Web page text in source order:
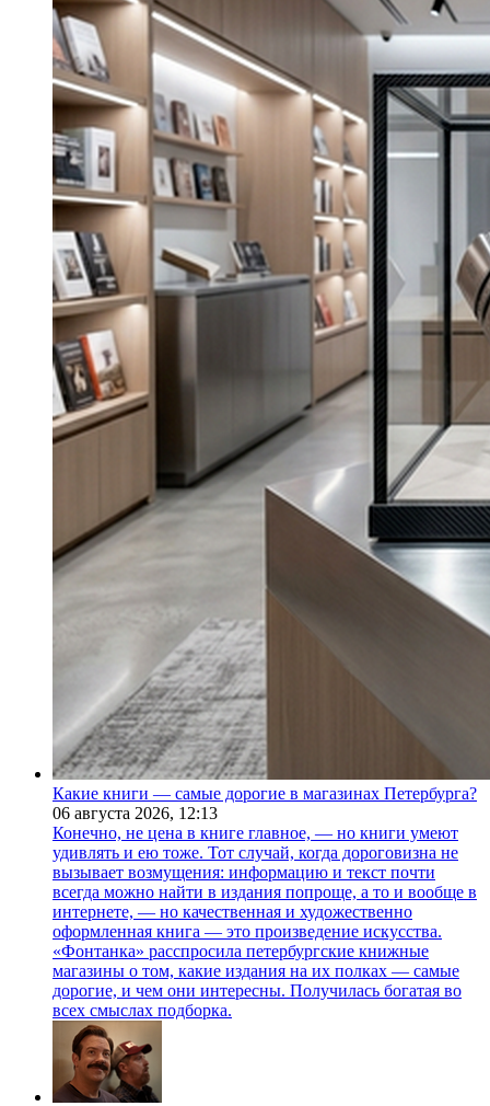
Какие книги — самые дорогие в магазинах Петербурга?
06 августа 2026, 12:13
Конечно, не цена в книге главное, — но книги умеют
удивлять и ею тоже. Тот случай, когда дороговизна не
вызывает возмущения: информацию и текст почти
всегда можно найти в издания попроще, а то и вообще в
интернете, — но качественная и художественно
оформленная книга — это произведение искусства.
«Фонтанка» расспросила петербургские книжные
магазины о том, какие издания на их полках — самые
дорогие, и чем они интересны. Получилась богатая во
всех смыслах подборка.